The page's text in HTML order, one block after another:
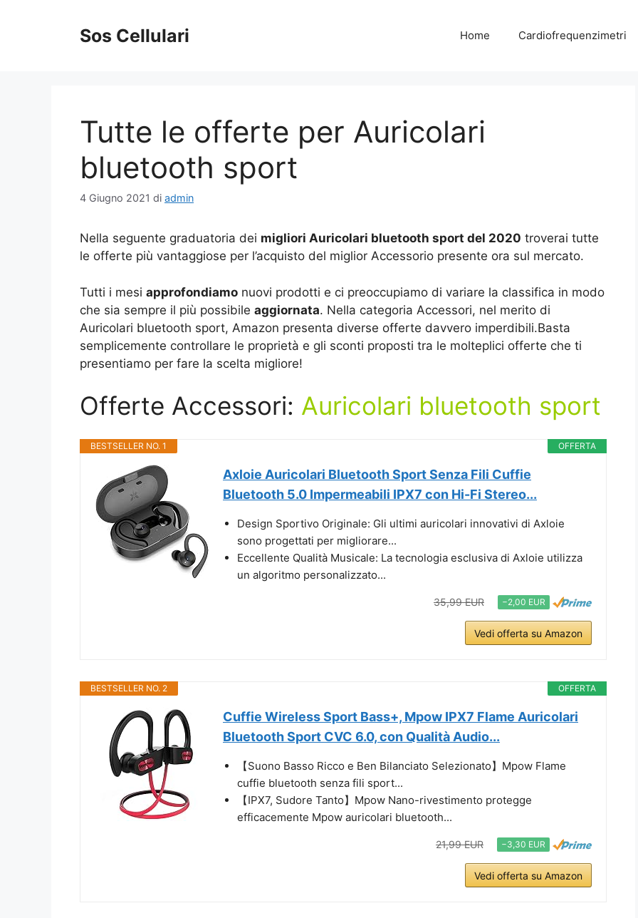
Sos Cellulari Home Cardiofrequenzimetri
Tutte le offerte per Auricolari
bluetooth sport
4 Giugno 2021 di admin
Nella seguente graduatoria dei migliori Auricolari bluetooth sport del 2020 troverai tutte
le offerte più vantaggiose per l’acquisto del miglior Accessorio presente ora sul mercato.
Tutti i mesi approfondiamo nuovi prodotti e ci preoccupiamo di variare la classifica in modo
che sia sempre il più possibile aggiornata. Nella categoria Accessori, nel merito di
Auricolari bluetooth sport, Amazon presenta diverse offerte davvero imperdibili.Basta
semplicemente controllare le proprietà e gli sconti proposti tra le molteplici offerte che ti
presentiamo per fare la scelta migliore!
Offerte Accessori: Auricolari bluetooth sport
OFFERTA
BESTSELLER NO. 1
Axloie Auricolari Bluetooth Sport Senza Fili Cuffie
Bluetooth 5.0 Impermeabili IPX7 con Hi-Fi Stereo...
Design Sportivo Originale: Gli ultimi auricolari innovativi di Axloie
sono progettati per migliorare...
Eccellente Qualità Musicale: La tecnologia esclusiva di Axloie utilizza
un algoritmo personalizzato...
35,99 EUR −2,00 EUR
Vedi offerta su Amazon
OFFERTA
BESTSELLER NO. 2
Cuffie Wireless Sport Bass+, Mpow IPX7 Flame Auricolari
Bluetooth Sport CVC 6.0, con Qualità Audio...
【Suono Basso Ricco e Ben Bilanciato Selezionato】Mpow Flame
cuffie bluetooth senza fili sport...
【IPX7, Sudore Tanto】Mpow Nano-rivestimento protegge
efficacemente Mpow auricolari bluetooth...
21,99 EUR −3,30 EUR
Vedi offerta su Amazon